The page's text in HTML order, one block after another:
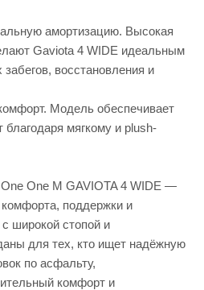
амортизацию. Высокая
Gaviota 4 WIDE идеальным
восстановления и
Модель обеспечивает
мягкому и plush-
One M GAVIOTA 4 WIDE —
поддержки и
широкой стопой и
для тех, кто ищет надёжную
по асфальту,
комфорт и